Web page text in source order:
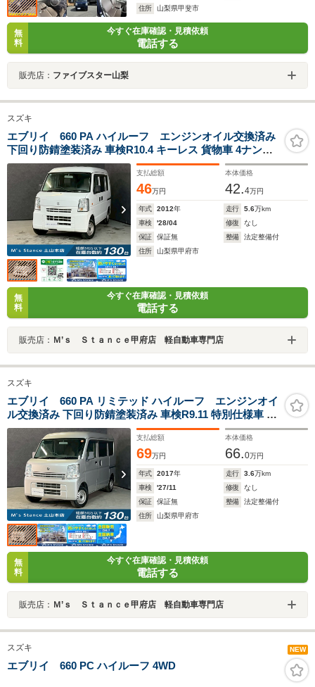
住所
山梨県甲斐市
無
料
今すぐ在庫確認・見積依頼
電話する
販売店： ファイブスター山梨
スズキ
エブリイ 660 PA ハイルーフ エンジンオイル交換済み
下回り防錆塗装済み 車検R10.4 キーレス 貨物車 4ナンバ
ー 事業者登録可 Wエアバッグパワステ パワーウィンドウ
ヘッドライトレベライザー 2WD 3AT 取扱説明書 エアコ
支払総額
46万円
本体価格
42.4万円
年式 2012年 走行 5.6万km
車検
'28/04 修復
なし
保証
保証無 整備
法定整備付
住所
山梨県甲府市
無
料
今すぐ在庫確認・見積依頼
電話する
販売店： Ｍ’ｓ Ｓｔａｎｃｅ甲府店 軽自動車専門店
スズキ
エブリイ 660 PA リミテッド ハイルーフ エンジンオイ
ル交換済み 下回り防錆塗装済み 車検R9.11 特別仕様車 貨
物車 4ナンバー キーレス ラジオ ABS SRSエアバッグ ヘ
ッドライトレベライザー パワステ 4AT
支払総額
69万円
本体価格
66.0万円
年式 2017年 走行 3.6万km
車検
'27/11 修復
なし
保証
保証無 整備
法定整備付
住所
山梨県甲府市
無
料
今すぐ在庫確認・見積依頼
電話する
販売店： Ｍ’ｓ Ｓｔａｎｃｅ甲府店 軽自動車専門店
スズキ NEW
エブリイ 660 PC ハイルーフ 4WD